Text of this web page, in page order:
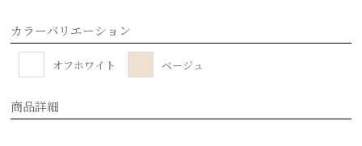
カラーバリエーション
オフホワイト ベージュ
商品詳細